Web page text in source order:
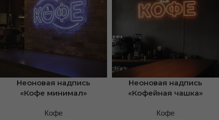
Неоновая надпись
«Кофе минимал»
Кофе
Неоновая надпись
«Кофейная чашка»
Кофе